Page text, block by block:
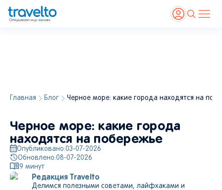
Главная Блог Черное море: какие города находятся на
Черное море: какие города
находятся на побережье
Опубликовано:03-07-2026
Обновлено:08-07-2026
9 минут
Редакция Travelto
Делимся полезными советами, лайфхаками и